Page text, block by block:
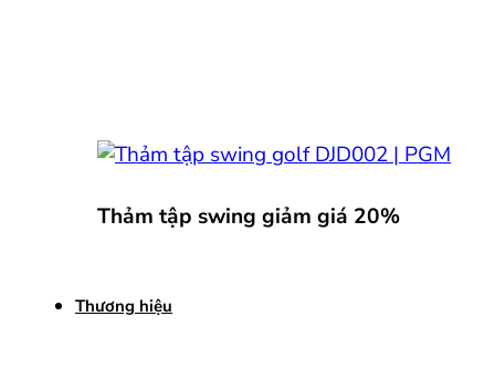
Thảm tập swing giảm giá 20%
Thương hiệu